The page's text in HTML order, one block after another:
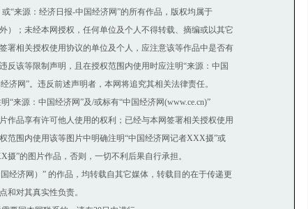
“来源：经济日报-中国经济网”的所有作品，版权均属于
；未经本网授权，任何单位及个人不得转载、摘编或以其它
相关授权使用协议的单位及个人，应注意该等作品中是否有
该等限制声明，且在授权范围内使用时应注明“来源：中国
济网”。违反前述声明者，本网将追究其相关法律责任。
“来源：中国经济网”及/或标有“中国经济网(www.ce.cn)”
品享有许可他人使用的权利；已经与本网签署相关授权使用
围内使用该等图片中明确注明“中国经济网记者XXX摄”或
”的图片作品，否则，一切不利后果自行承担。
经济网）” 的作品，均转载自其它媒体，转载目的在于传递更
对其真实性负责。